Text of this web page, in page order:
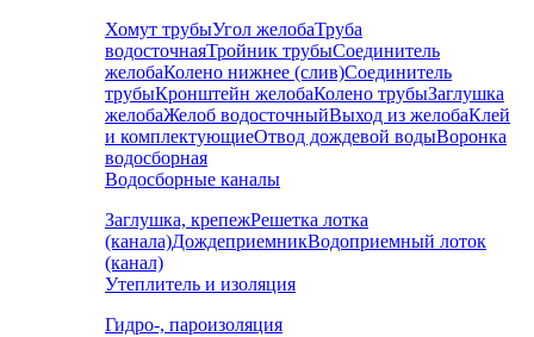
Хомут трубыУгол желобаТруба
водосточнаяТройник трубыСоединитель
желобаКолено нижнее (слив)Соединитель
трубыКронштейн желобаКолено трубыЗаглушка
желобаЖелоб водосточныйВыход из желобаКлей
и комплектующиеОтвод дождевой водыВоронка
водосборная
Водосборные каналы
Заглушка, крепежРешетка лотка
(канала)ДождеприемникВодоприемный лоток
(канал)
Утеплитель и изоляция
Гидро-, пароизоляция